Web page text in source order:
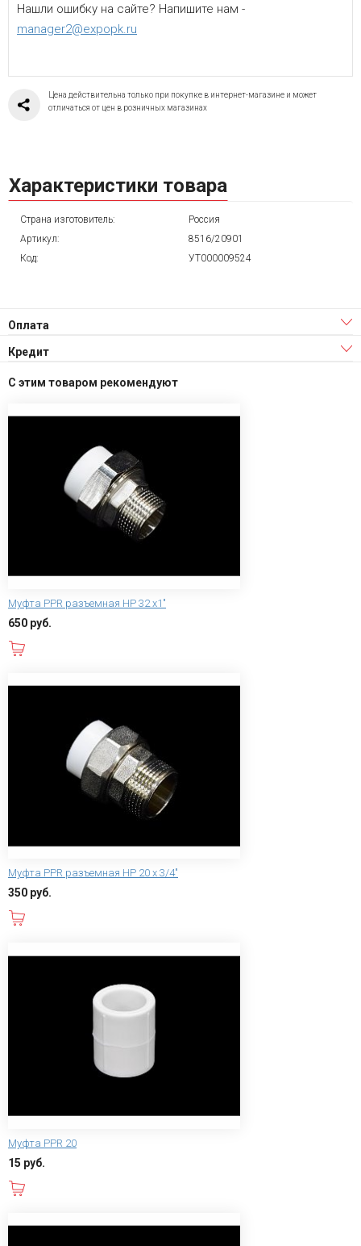
Нашли ошибку на сайте? Напишите нам -
manager2@expopk.ru
Цена действительна только при покупке в интернет-магазине и может
отличаться от цен в розничных магазинах
Характеристики товара
Страна изготовитель:
Россия
Артикул:
8516/20901
Код:
УТ000009524
Оплата
Кредит
С этим товаром рекомендуют
Муфта PPR разъемная НР 32 х1"
650 руб.
Муфта PPR разъемная НР 20 х 3/4"
350 руб.
Муфта PPR 20
15 руб.